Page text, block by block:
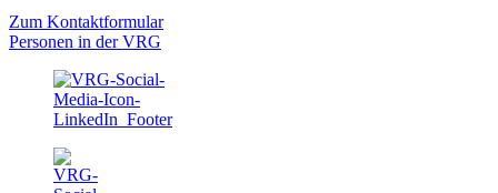
Zum Kontaktformular
Personen in der VRG